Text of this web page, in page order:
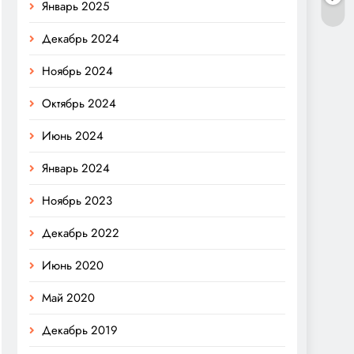
Январь 2025
Декабрь 2024
Ноябрь 2024
Октябрь 2024
Июнь 2024
Январь 2024
Ноябрь 2023
Декабрь 2022
Июнь 2020
Май 2020
Декабрь 2019